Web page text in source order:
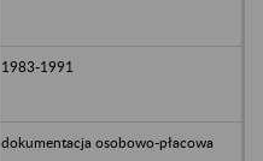
1983-1991
dokumentacja osobowo-płacowa